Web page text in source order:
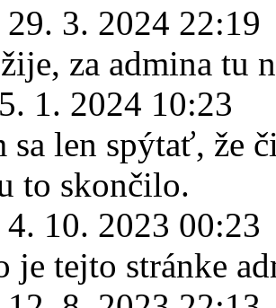
29. 3. 2024 22:19
za admina tu
5. 1. 2024 10:23
sa len spýtať, že
to skončilo.
4. 10. 2023 00:23
je tejto stránke